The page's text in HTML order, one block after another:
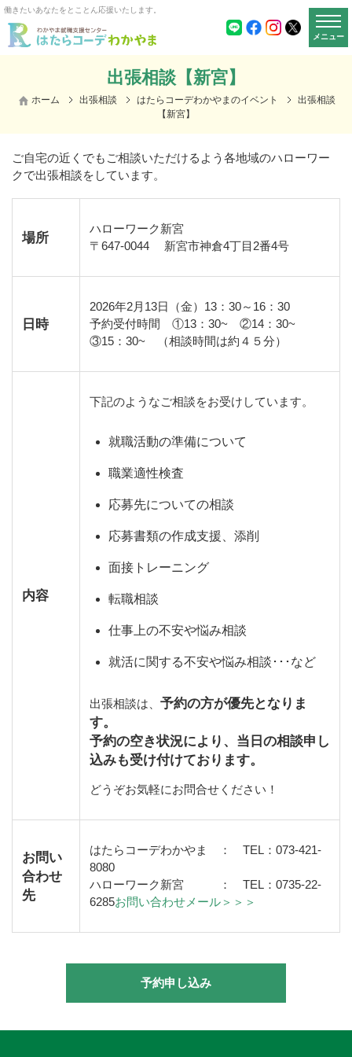
働きたいあなたをとことん応援いたします。
メニュー
出張相談【新宮】
ホーム 出張相談 はたらコーデわかやまのイベント
出張相談
【新宮】
ご自宅の近くでもご相談いただけるよう各地域のハローワー
クで出張相談をしています。
場所
ハローワーク新宮
〒 647-0044 新宮市神倉4丁目 2番4号
日時
2026年2月13日（金）13 ： 30～ 16 ： 30
予約受付時間 ①13 ： 30~ ②14 ： 30~
③15 ： 30~ （相談時間は約４５分）
内容
下記のようなご相談をお受けしています。
就職活動の準備について
職業適性検査
応募先についての相談
応募書類の作成支援、添削
面接トレーニング
転職相談
仕事上の不安や悩み相談
就活に関する不安や悩み相談･･･など
出張相談は、 予約の方が優先となりま
す。
予約の空き状況により、当日の相談申し
込みも受け付けております。
どうぞお気軽にお問合せください！
お問い
合わせ
先
はたらコーデわかやま ： TEL ： 073-421-
8080
ハローワーク新宮 ： TEL ： 0735-22-
6285お問い合わせメール＞＞＞
予約申し込み